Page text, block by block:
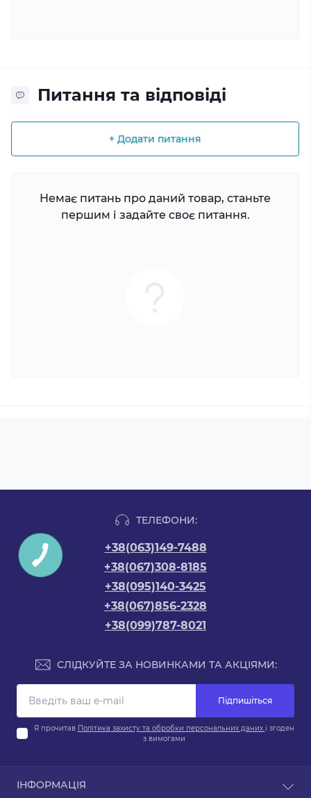
Питання та відповіді
+ Додати питання
Немає питань про даний товар, станьте
першим і задайте своє питання.
ТЕЛЕФОНИ:
+38(063)149-7488
+38(067)308-8185
+38(095)140-3425
+38(067)856-2328
+38(099)787-8021
СЛІДКУЙТЕ ЗА НОВИНКАМИ ТА АКЦІЯМИ:
Підпишіться
Я прочитав Політика захисту та обробки персональних даних і згоден
з вимогами
ІНФОРМАЦІЯ